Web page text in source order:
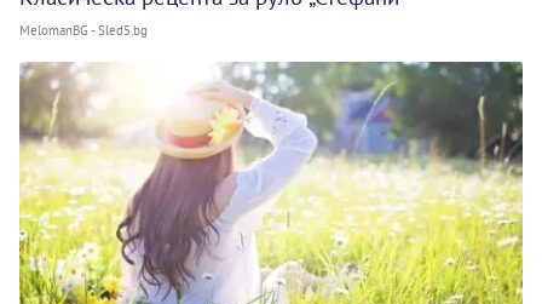
MelomanBG - Sled5.bg